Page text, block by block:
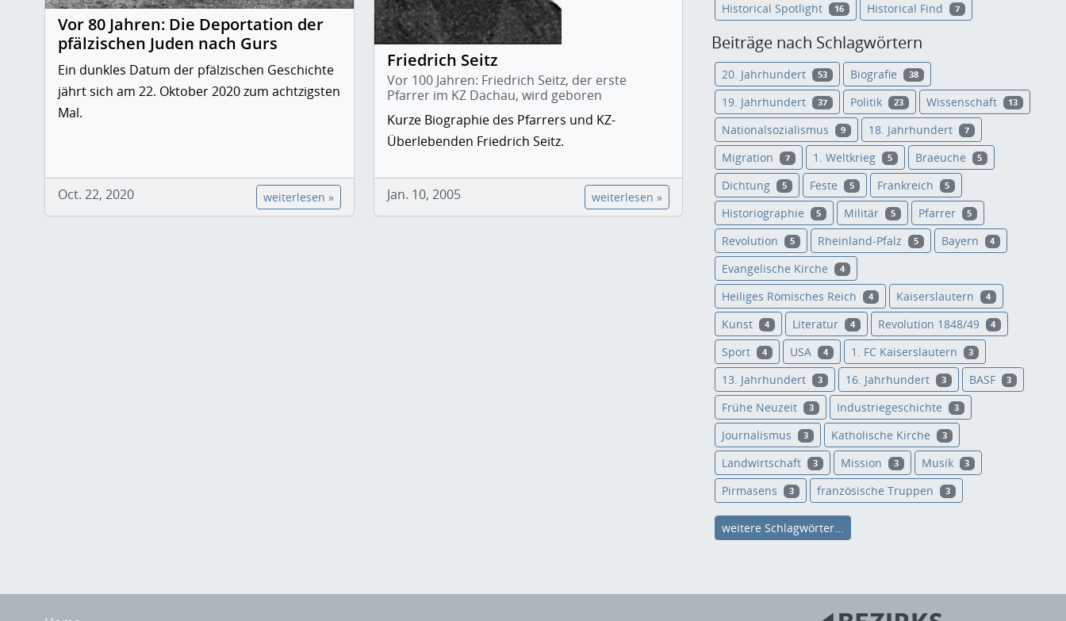
Vor 80 Jahren: Die Deportation der
pfälzischen Juden nach Gurs
Ein dunkles Datum der pfälzischen Geschichte
jährt sich am 22. Oktober 2020 zum achtzigsten
Mal.
Oct. 22, 2020 weiterlesen »
Friedrich Seitz
Vor 100 Jahren: Friedrich Seitz, der erste
Pfarrer im KZ Dachau, wird geboren
Kurze Biographie des Pfarrers und KZ-
Überlebenden Friedrich Seitz.
Jan. 10, 2005 weiterlesen »
Historical Spotlight 16 Historical Find 7
Beiträge nach Schlagwörtern
20. Jahrhundert 53 Biografie 38
19. Jahrhundert 37 Politik 23 Wissenschaft 13
Nationalsozialismus 9 18. Jahrhundert 7
Migration 7 1. Weltkrieg 5 Braeuche 5
Dichtung 5 Feste 5 Frankreich 5
Historiographie 5 Militär 5 Pfarrer 5
Revolution 5 Rheinland-Pfalz 5 Bayern 4
Evangelische Kirche 4
Heiliges Römisches Reich 4 Kaiserslautern 4
Kunst 4 Literatur 4 Revolution 1848/49 4
Sport 4 USA 4 1. FC Kaiserslautern 3
13. Jahrhundert 3 16. Jahrhundert 3 BASF 3
Frühe Neuzeit 3 Industriegeschichte 3
Journalismus 3 Katholische Kirche 3
Landwirtschaft 3 Mission 3 Musik 3
Pirmasens 3 französische Truppen 3
weitere Schlagwörter...